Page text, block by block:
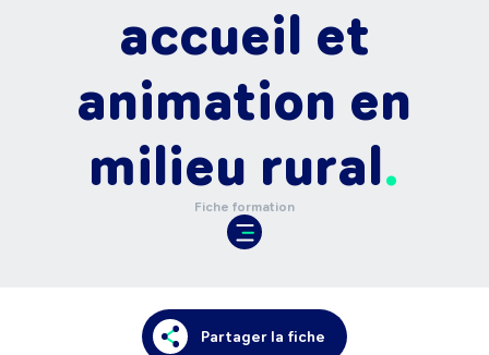
accueil et
animation en
milieu rural
Fiche formation
Partager la fiche